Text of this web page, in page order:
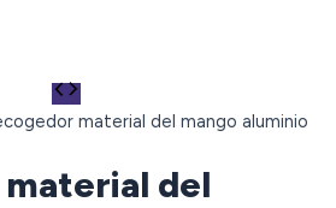
material del mango aluminio
del